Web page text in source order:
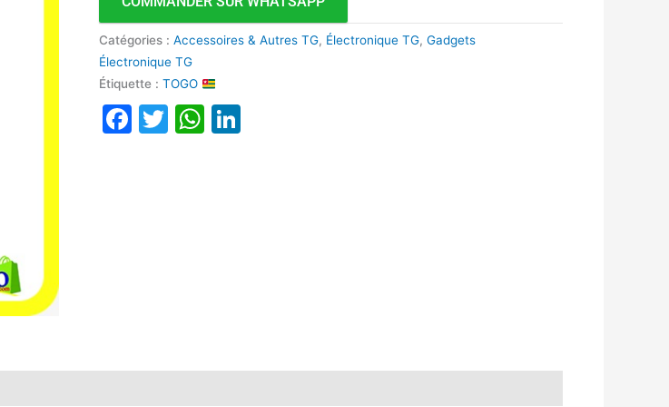
Catégories :Accessoires & Autres TG, Électronique TG,Gadgets
Électronique TG
Étiquette :TOGO
Facebook
TwitterWhatsApp